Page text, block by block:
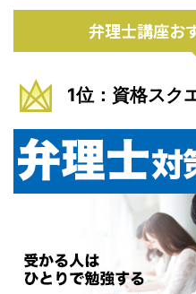
弁理士講座お
1位：資格スク